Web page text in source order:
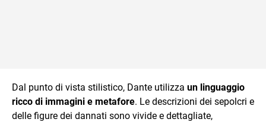
Dal punto di vista stilistico, Dante utilizza un linguaggio
ricco di immagini e metafore. Le descrizioni dei sepolcri e
delle figure dei dannati sono vivide e dettagliate,